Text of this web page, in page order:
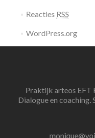
Reacties RSS
WordPress.org
Praktijk arteos EFT
Dialogue en coaching.